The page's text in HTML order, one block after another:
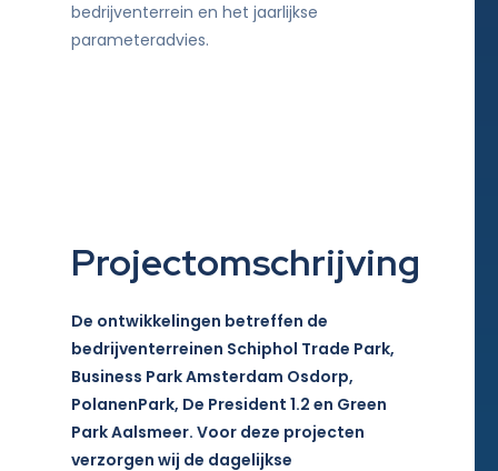
bedrijventerrein en het jaarlijkse
parameteradvies.
Projectomschrijving
De ontwikkelingen betreffen de
bedrijventerreinen Schiphol Trade Park,
Business Park Amsterdam Osdorp,
PolanenPark, De President 1.2 en Green
Park Aalsmeer. Voor deze projecten
verzorgen wij de dagelijkse